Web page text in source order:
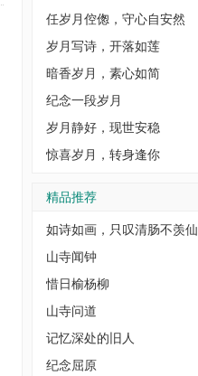
任岁月倥偬，守心自安然
岁月写诗，开落如莲
暗香岁月，素心如简
纪念一段岁月
岁月静好，现世安稳
惊喜岁月，转身逢你
精品推荐
如诗如画，只叹清肠不羡仙
山寺闻钟
惜日榆杨柳
山寺问道
记忆深处的旧人
纪念屈原